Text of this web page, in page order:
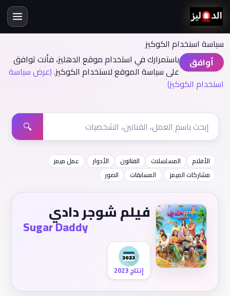
سياسة اسنخدام الكوكيز
أوافق
باستمرارك في استخدام موقع الدهليز، فأنت توافق
على سياسة الموقع لاستخدام الكوكيز.(عرض سياسة
استخدام الكوكيز)
🔍
الأفلام المسلسلات الفنانون الأدوار
عمل ميمز
مشاركات الميمز
المسابقات الصور
فيلم شوجر دادي
Sugar Daddy
إنتاج 2023